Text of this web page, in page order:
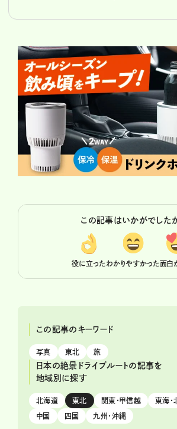
この記事はいかがでした
役に立ったわかりやすかった面白
この記事のキーワード
写真 東北 旅
日本の絶景ドライブルートの記事を
地域別に探す
北海道 東北 関東・甲信越 東海・
中国 四国 九州・沖縄